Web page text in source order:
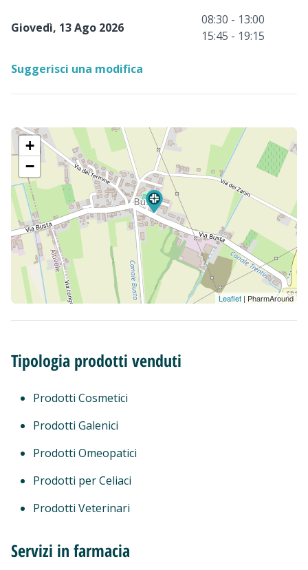
Giovedì, 13 Ago 2026
08:30 - 13:00
15:45 - 19:15
Suggerisci una modifica
+
−
Leaflet | PharmAround
Tipologia prodotti venduti
Prodotti Cosmetici
Prodotti Galenici
Prodotti Omeopatici
Prodotti per Celiaci
Prodotti Veterinari
Servizi in farmacia